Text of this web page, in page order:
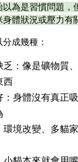
為是習慣問題，
體狀況或壓力有
成幾種：
乏 ：像是礦物質
西
：身體沒有真正
環境改變、多貓